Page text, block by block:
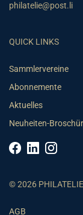
philatelie@post.li
QUICK LINKS
Sammlervereine
Abonnemente
Aktuelles
Neuheiten-
© 2026
AGB